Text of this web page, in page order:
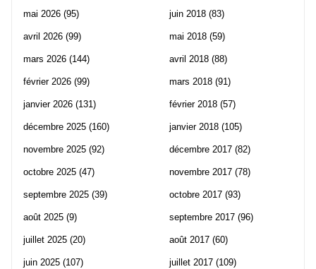
mai 2026 (95)
avril 2026 (99)
mars 2026 (144)
février 2026 (99)
janvier 2026 (131)
décembre 2025 (160)
novembre 2025 (92)
octobre 2025 (47)
septembre 2025 (39)
août 2025 (9)
juillet 2025 (20)
juin 2025 (107)
juin 2018 (83)
mai 2018 (59)
avril 2018 (88)
mars 2018 (91)
février 2018 (57)
janvier 2018 (105)
décembre 2017 (82)
novembre 2017 (78)
octobre 2017 (93)
septembre 2017 (96)
août 2017 (60)
juillet 2017 (109)